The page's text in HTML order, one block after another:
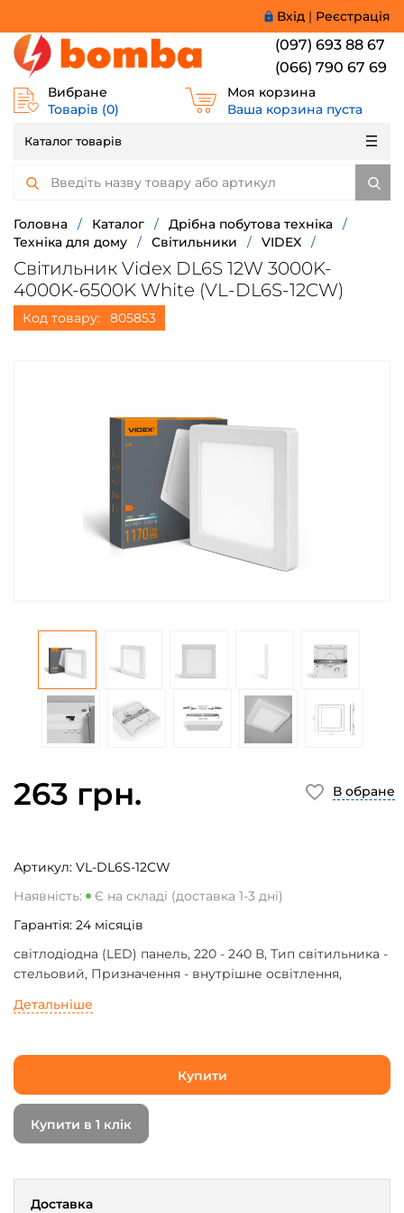
Вхід | Реєстрація
(097) 693 88 67
(066) 790 67 69
Вибране
Товарів (0)
Моя корзина
Ваша корзина пуста
Каталог товарів
Головна / Каталог / Дрібна побутова техніка
/
Техніка для дому
/ Світильники / VIDEX /
Світильник Videx DL6S 12W 3000K-
4000K-6500K White (VL-DL6S-12CW)
Код товару: 805853
263 грн.
Доставка
Артикул: VL-DL6S-12CW
Наявність:
Є на складі (доставка 1-3 дні)
Гарантія: 24 місяців
світлодіодна (LED) панель, 220 - 240 В, Тип світильника -
стельовий, Призначення - внутрішне освітлення,
Потужність - 12 Вт, 1170 Лм, 3000 - 6500 K, Smart-
Детальніше
Купити
Купити в 1 клік
В обране